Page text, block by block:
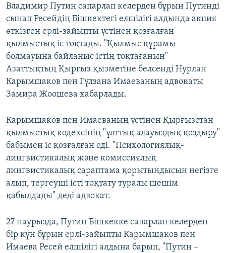
Владимир Путин сапарлап келерден бұрын Путинді
сынап Ресейдің Бішкектегі елшілігі алдында акция
өткізген ерлі-зайыпты үстінен қозғалған
қылмыстық іс тоқтады. "Қылмыс құрамы
болмауына байланыс істің тоқтағанын"
Азаттықтың Қырғыз қызметіне белсенді Нурлан
Карымшаков пен Гүлзана Имаеваның адвокаты
Замира Жоошева хабарлады.
Карымшаков пен Имаеваның үстінен Қырғызстан
қылмыстық кодексінің "ұлттық алауыздық қоздыру"
бабымен іс қозғалған еді. "Психологиялық-
лингвистикалық және комиссиялық
лингвистикалық сараптама қорытындысын негізге
алып, тергеуші істі тоқтату туралы шешім
қабылдады" деді адвокат.
27 наурызда, Путин Бішкекке сапарлап келерден
бір күн бұрын ерлі-зайыпты Карымшаков пен
Имаева Ресей елшілігі алдына барып, "Путин –